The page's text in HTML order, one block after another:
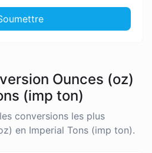
Ounces (oz)
(imp ton)
conversions les plus
en Imperial Tons (imp ton).